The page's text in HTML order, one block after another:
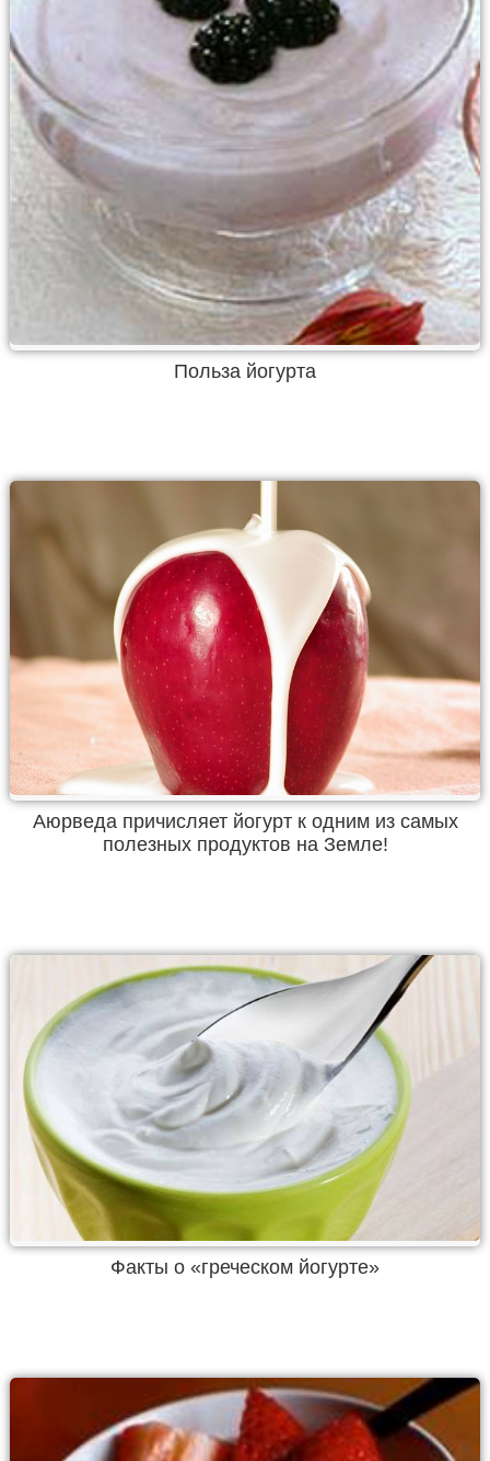
Польза йогурта
Аюрведа причисляет йогурт к одним из самых
полезных продуктов на Земле!
Факты о «греческом йогурте»